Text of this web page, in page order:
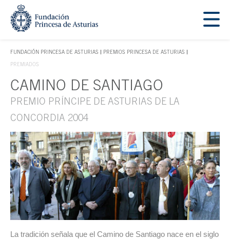
Saltar navegación. Ir directamente al contenido principal
FUNDACIÓN PRINCESA DE ASTURIAS
TECLA DE ACCESO 1
PREMIOS PRINCESA DE ASTURIAS
PREMIADOS
Contenido principal
CAMINO DE SANTIAGO
PREMIO PRÍNCIPE DE ASTURIAS DE LA
CONCORDIA 2004
La tradición señala que el Camino de Santiago nace en el siglo